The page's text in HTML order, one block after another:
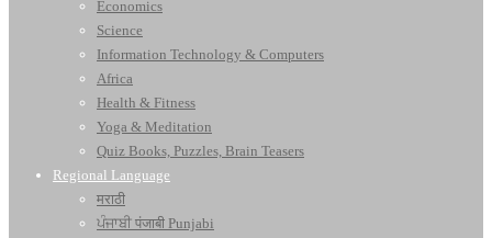
Economics
Science
Information Technology & Computers
Africa
Health & Fitness
Yoga & Meditation
Quiz Books, Puzzles, Brain Teasers
Regional Language
मराठी
ਪੰਜਾਬੀ पंजाबी Punjabi